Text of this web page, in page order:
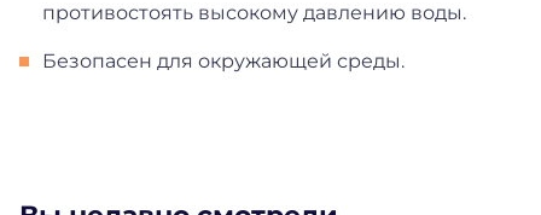
противостоять высокому давлению воды.
Безопасен для окружающей среды.